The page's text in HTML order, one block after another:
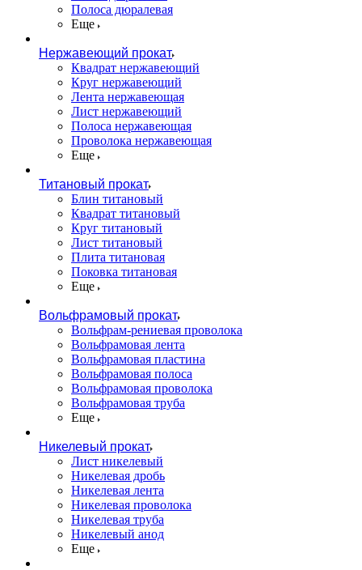
Полоса дюралевая
Еще
Нержавеющий прокат
Квадрат нержавеющий
Круг нержавеющий
Лента нержавеющая
Лист нержавеющий
Полоса нержавеющая
Проволока нержавеющая
Еще
Титановый прокат
Блин титановый
Квадрат титановый
Круг титановый
Лист титановый
Плита титановая
Поковка титановая
Еще
Вольфрамовый прокат
Вольфрам-рениевая проволока
Вольфрамовая лента
Вольфрамовая пластина
Вольфрамовая полоса
Вольфрамовая проволока
Вольфрамовая труба
Еще
Никелевый прокат
Лист никелевый
Никелевая дробь
Никелевая лента
Никелевая проволока
Никелевая труба
Никелевый анод
Еще